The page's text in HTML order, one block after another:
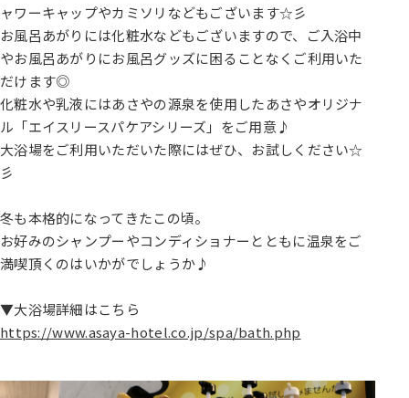
ャワーキャップやカミソリなどもございます☆彡
お風呂あがりには化粧水などもございますので、ご入浴中
やお風呂あがりにお風呂グッズに困ることなくご利用いた
だけます◎
化粧水や乳液にはあさやの源泉を使用したあさやオリジナ
ル「エイスリースパケアシリーズ」をご用意♪
大浴場をご利用いただいた際にはぜひ、お試しください☆
彡
冬も本格的になってきたこの頃。
お好みのシャンプーやコンディショナーとともに温泉をご
満喫頂くのはいかがでしょうか♪
▼大浴場詳細はこちら
https://www.asaya-hotel.co.jp/spa/bath.php